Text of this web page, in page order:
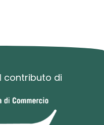
contributo di